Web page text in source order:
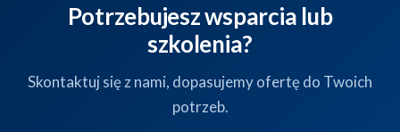
Potrzebujesz wsparcia lub
szkolenia?
Skontaktuj się z nami, dopasujemy ofertę do Twoich
potrzeb.